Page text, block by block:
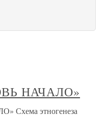
НАЧАЛО»
этногенеза